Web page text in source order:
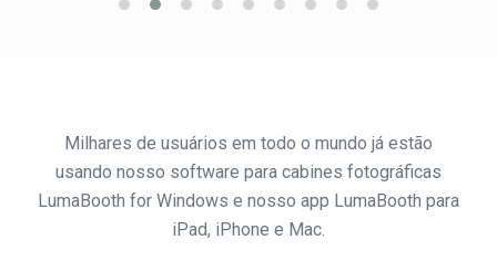
Milhares de usuários em todo o mundo já estão
usando nosso software para cabines fotográficas
LumaBooth for Windows e nosso app LumaBooth para
iPad, iPhone e Mac.